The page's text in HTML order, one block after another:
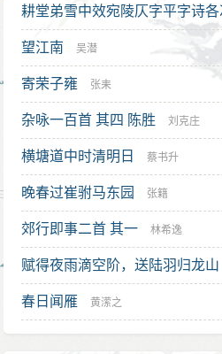
耕堂弟雪中效宛陵仄字平字诗
望江南 吴潜
寄荣子雍 张耒
杂咏一百首 其四 陈胜 刘克庄
横塘道中时清明日 蔡书升
晚春过崔驸马东园 张籍
郊行即事二首 其一 林希逸
赋得夜雨滴空阶，送陆羽归龙山
春日闻雁 黄潆之